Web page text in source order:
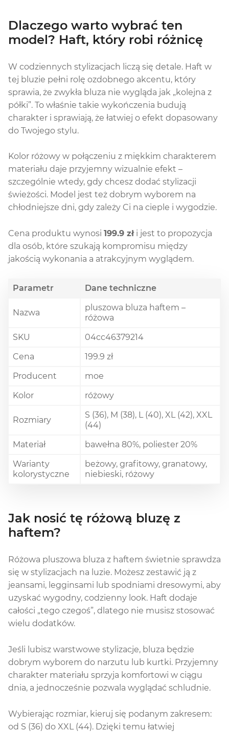
Dlaczego warto wybrać ten
model? Haft, który robi różnicę
W codziennych stylizacjach liczą się detale. Haft w
tej bluzie pełni rolę ozdobnego akcentu, który
sprawia, że zwykła bluza nie wygląda jak „kolejna z
półki”. To właśnie takie wykończenia budują
charakter i sprawiają, że łatwiej o efekt dopasowany
do Twojego stylu.
Kolor różowy w połączeniu z miękkim charakterem
materiału daje przyjemny wizualnie efekt –
szczególnie wtedy, gdy chcesz dodać stylizacji
świeżości. Model jest też dobrym wyborem na
chłodniejsze dni, gdy zależy Ci na cieple i wygodzie.
Cena produktu wynosi 199.9 złi jest to propozycja
dla osób, które szukają kompromisu między
jakością wykonania a atrakcyjnym wyglądem.
Parametr Dane techniczne
Nazwa
pluszowa bluza haftem –
różowa
SKU
04cc46379214
Cena
199.9 zł
Producent
moe
Kolor
różowy
Rozmiary
S (36), M (38), L (40), XL (42), XXL
(44)
Materiał
bawełna 80%, poliester 20%
Warianty
kolorystyczne
beżowy, grafitowy, granatowy,
niebieski, różowy
Jak nosić tę różową bluzę z
haftem?
Różowa pluszowa bluza z haftem świetnie sprawdza
się w stylizacjach na luzie. Możesz zestawić ją z
jeansami, legginsami lub spodniami dresowymi, aby
uzyskać wygodny, codzienny look. Haft dodaje
całości „tego czegoś”, dlatego nie musisz stosować
wielu dodatków.
Jeśli lubisz warstwowe stylizacje, bluza będzie
dobrym wyborem do narzutu lub kurtki. Przyjemny
charakter materiału sprzyja komfortowi w ciągu
dnia, a jednocześnie pozwala wyglądać schludnie.
Wybierając rozmiar, kieruj się podanym zakresem:
od S (36) do XXL (44). Dzięki temu łatwiej